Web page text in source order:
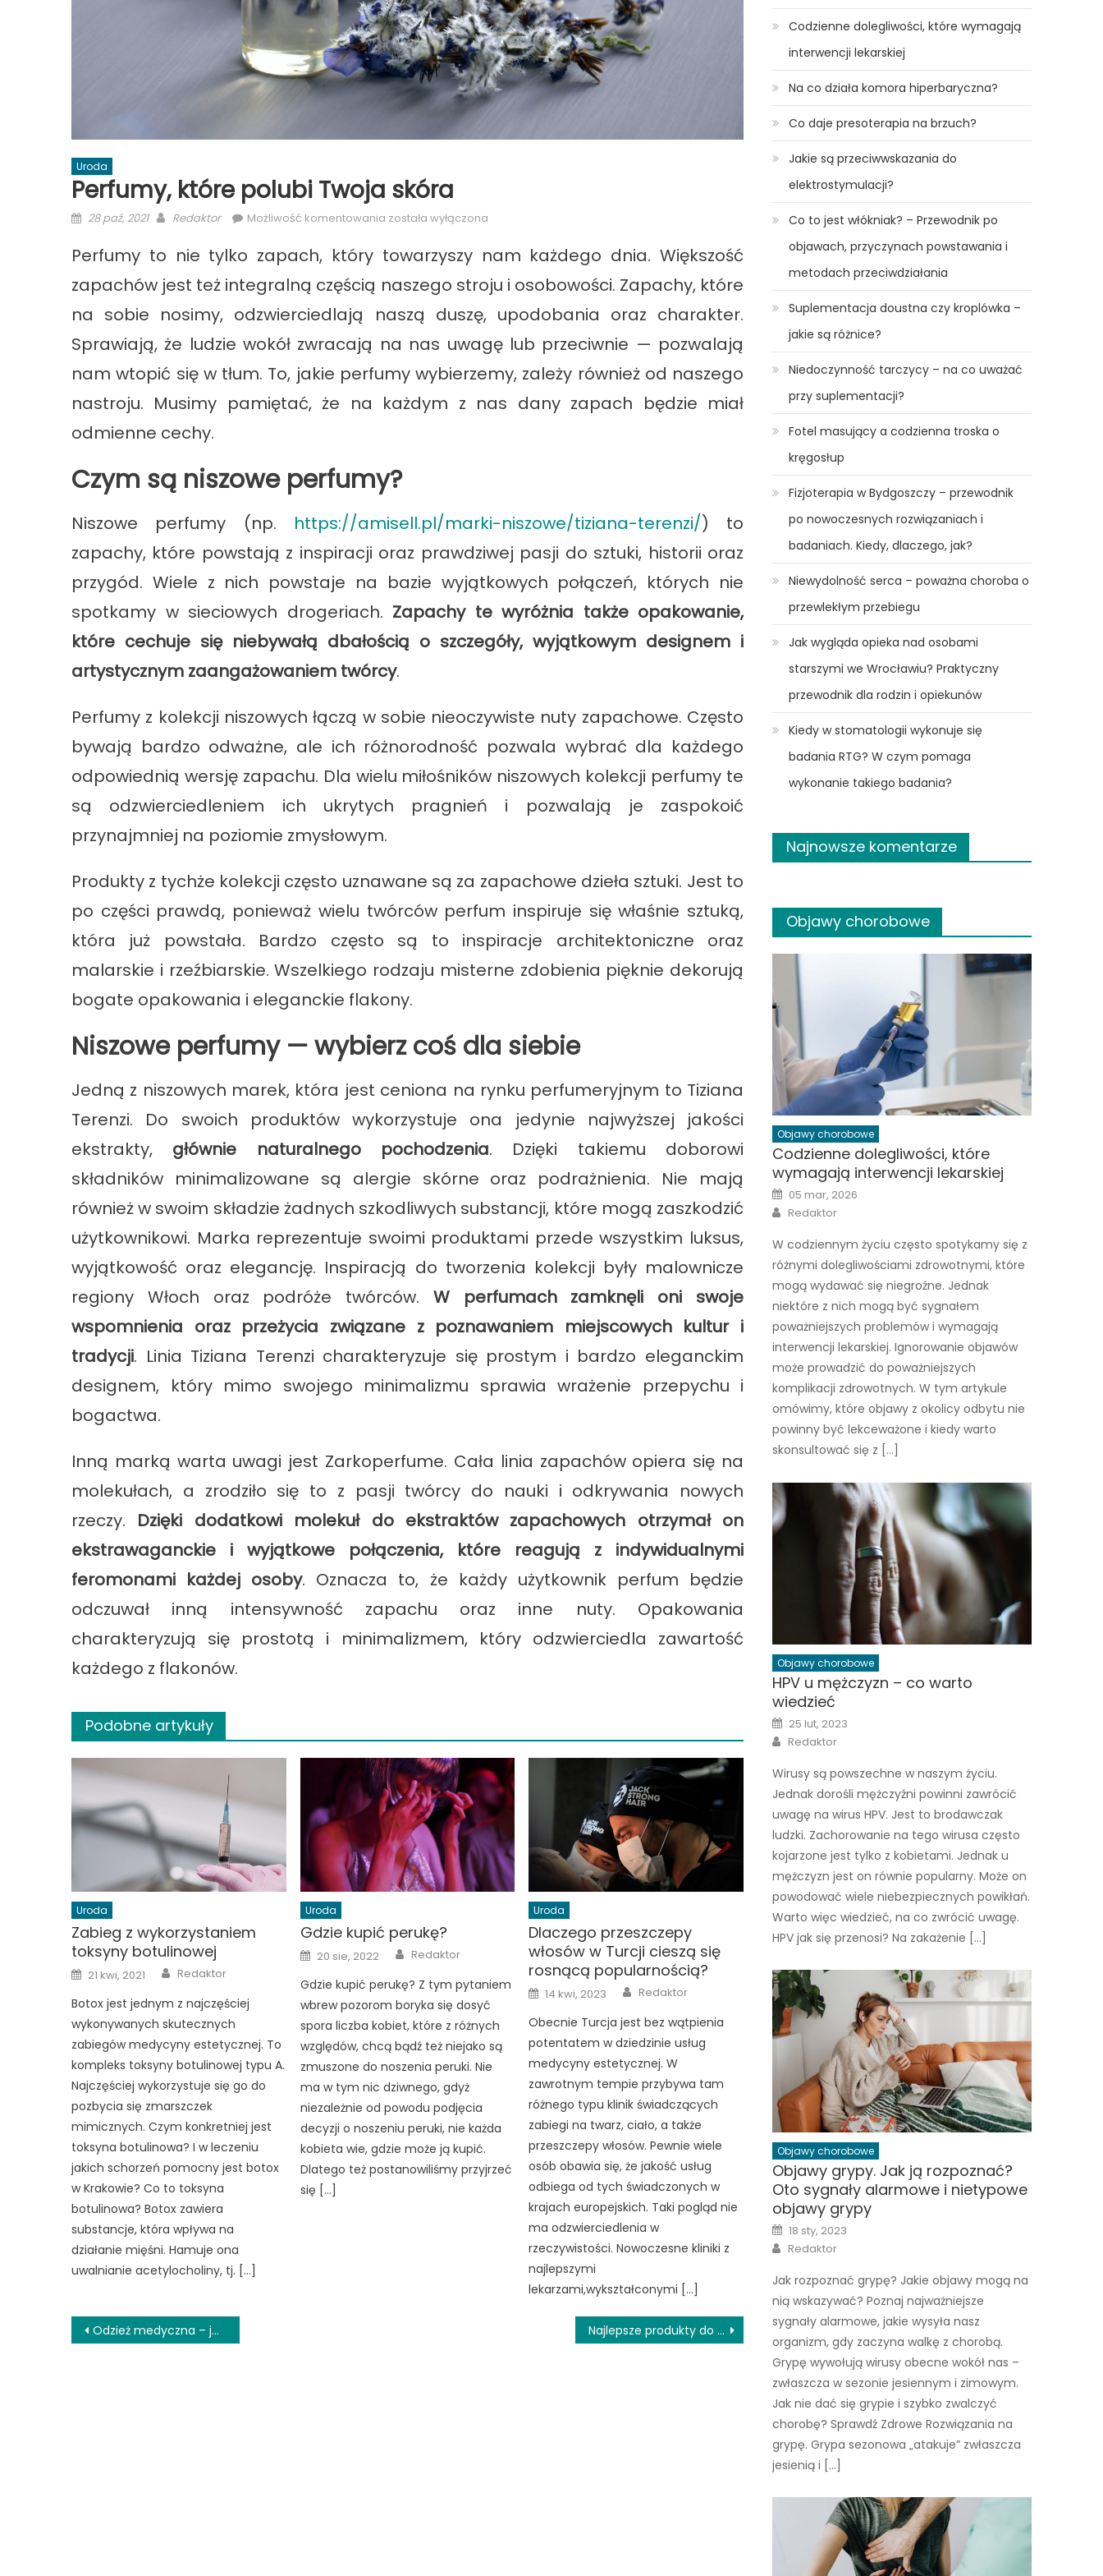
Uroda
Perfumy, które polubi Twoja skóra
Posted
28 paź, 2021 Author
Redaktor Możliwość komentowania Perfumy,
polubi
skóra
została wyłączona
Perfumy to nie tylko zapach, który towarzyszy nam każdego dnia. Większość
zapachów jest też integralną częścią naszego stroju i osobowości. Zapachy, które
na sobie nosimy, odzwierciedlają naszą duszę, upodobania oraz charakter.
Sprawiają, że ludzie wokół zwracają na nas uwagę lub przeciwnie — pozwalają
nam wtopić się w tłum. To, jakie perfumy wybierzemy, zależy również od naszego
nastroju. Musimy pamiętać, że na każdym z nas dany zapach będzie miał
odmienne cechy.
Czym są niszowe perfumy?
Niszowe perfumy (np. https://amisell.pl/marki-niszowe/tiziana-terenzi/) to
zapachy, które powstają z inspiracji oraz prawdziwej pasji do sztuki, historii oraz
przygód. Wiele z nich powstaje na bazie wyjątkowych połączeń, których nie
spotkamy w sieciowych drogeriach. Zapachy te wyróżnia także opakowanie,
które cechuje się niebywałą dbałością o szczegóły, wyjątkowym designem i
artystycznym zaangażowaniem twórcy.
Perfumy z kolekcji niszowych łączą w sobie nieoczywiste nuty zapachowe. Często
bywają bardzo odważne, ale ich różnorodność pozwala wybrać dla każdego
odpowiednią wersję zapachu. Dla wielu miłośników niszowych kolekcji perfumy te
są odzwierciedleniem ich ukrytych pragnień i pozwalają je zaspokoić
przynajmniej na poziomie zmysłowym.
Produkty z tychże kolekcji często uznawane są za zapachowe dzieła sztuki. Jest to
po części prawdą, ponieważ wielu twórców perfum inspiruje się właśnie sztuką,
która już powstała. Bardzo często są to inspiracje architektoniczne oraz
malarskie i rzeźbiarskie. Wszelkiego rodzaju misterne zdobienia pięknie dekorują
bogate opakowania i eleganckie flakony.
Niszowe perfumy — wybierz coś dla siebie
Jedną z niszowych marek, która jest ceniona na rynku perfumeryjnym to Tiziana
Terenzi. Do swoich produktów wykorzystuje ona jedynie najwyższej jakości
ekstrakty, głównie naturalnego pochodzenia. Dzięki takiemu doborowi
składników minimalizowane są alergie skórne oraz podrażnienia. Nie mają
również w swoim składzie żadnych szkodliwych substancji, które mogą zaszkodzić
użytkownikowi. Marka reprezentuje swoimi produktami przede wszystkim luksus,
wyjątkowość oraz elegancję. Inspiracją do tworzenia kolekcji były malownicze
regiony Włoch oraz podróże twórców. W perfumach zamknęli oni swoje
wspomnienia oraz przeżycia związane z poznawaniem miejscowych kultur i
tradycji. Linia Tiziana Terenzi charakteryzuje się prostym i bardzo eleganckim
designem, który mimo swojego minimalizmu sprawia wrażenie przepychu i
bogactwa.
Inną marką warta uwagi jest Zarkoperfume. Cała linia zapachów opiera się na
molekułach, a zrodziło się to z pasji twórcy do nauki i odkrywania nowych
rzeczy. Dzięki dodatkowi molekuł do ekstraktów zapachowych otrzymał on
ekstrawaganckie i wyjątkowe połączenia, które reagują z indywidualnymi
feromonami każdej osoby. Oznacza to, że każdy użytkownik perfum będzie
odczuwał inną intensywność zapachu oraz inne nuty. Opakowania
charakteryzują się prostotą i minimalizmem, który odzwierciedla zawartość
każdego z flakonów.
Podobne artykuły
Uroda
Zabieg z wykorzystaniem
toksyny botulinowej
Posted
on
21 kwi, 2021 Author
Redaktor
Botox jest jednym z najczęściej
wykonywanych skutecznych
zabiegów medycyny estetycznej. To
kompleks toksyny botulinowej typu A.
Najczęściej wykorzystuje się go do
pozbycia się zmarszczek
mimicznych. Czym konkretniej jest
toksyna botulinowa? I w leczeniu
jakich schorzeń pomocny jest botox
w Krakowie? Co to toksyna
botulinowa? Botox zawiera
substancje, która wpływa na
działanie mięśni. Hamuje ona
uwalnianie acetylocholiny, tj. […]
Uroda
Gdzie kupić perukę?
Posted
on
20 sie, 2022 Author
Redaktor
Gdzie kupić perukę? Z tym pytaniem
wbrew pozorom boryka się dosyć
spora liczba kobiet, które z różnych
względów, chcą bądź też niejako są
zmuszone do noszenia peruki. Nie
ma w tym nic dziwnego, gdyż
niezależnie od powodu podjęcia
decyzji o noszeniu peruki, nie każda
kobieta wie, gdzie może ją kupić.
Dlatego też postanowiliśmy przyjrzeć
się […]
Uroda
Dlaczego przeszczepy
włosów w Turcji cieszą się
rosnącą popularnością?
Posted
on
14 kwi, 2023 Author
Redaktor
Obecnie Turcja jest bez wątpienia
potentatem w dziedzinie usług
medycyny estetycznej. W
zawrotnym tempie przybywa tam
różnego typu klinik świadczących
zabiegi na twarz, ciało, a także
przeszczepy włosów. Pewnie wiele
osób obawia się, że jakość usług
odbiega od tych świadczonych w
krajach europejskich. Taki pogląd nie
ma odzwierciedlenia w
rzeczywistości. Nowoczesne kliniki z
najlepszymi
lekarzami,wykształconymi […]
Nawigacja
Odzież medyczna – jakie propozycje znajdziemy w sklepach internetowych Najlepsze produkty do skóry atopowej i suchej
Codzienne dolegliwości, które wymagają
interwencji lekarskiej
Na co działa komora hiperbaryczna?
Co daje presoterapia na brzuch?
Jakie są przeciwwskazania do
elektrostymulacji?
Co to jest włókniak? – Przewodnik po
objawach, przyczynach powstawania i
metodach przeciwdziałania
Suplementacja doustna czy kroplówka –
jakie są różnice?
Niedoczynność tarczycy – na co uważać
przy suplementacji?
Fotel masujący a codzienna troska o
kręgosłup
Fizjoterapia w Bydgoszczy – przewodnik
po nowoczesnych rozwiązaniach i
badaniach. Kiedy, dlaczego, jak?
Niewydolność serca – poważna choroba o
przewlekłym przebiegu
Jak wygląda opieka nad osobami
starszymi we Wrocławiu? Praktyczny
przewodnik dla rodzin i opiekunów
Kiedy w stomatologii wykonuje się
badania RTG? W czym pomaga
wykonanie takiego badania?
Najnowsze komentarze
Objawy chorobowe
Objawy chorobowe
Codzienne dolegliwości, które
wymagają interwencji lekarskiej
Posted
on
05 mar, 2026
Author
Redaktor
W codziennym życiu często spotykamy się z
różnymi dolegliwościami zdrowotnymi, które
mogą wydawać się niegroźne. Jednak
niektóre z nich mogą być sygnałem
poważniejszych problemów i wymagają
interwencji lekarskiej. Ignorowanie objawów
może prowadzić do poważniejszych
komplikacji zdrowotnych. W tym artykule
omówimy, które objawy z okolicy odbytu nie
powinny być lekceważone i kiedy warto
skonsultować się z […]
Objawy chorobowe
HPV u mężczyzn – co warto
wiedzieć
Posted
on
25 lut, 2023
Author
Redaktor
Wirusy są powszechne w naszym życiu.
Jednak dorośli mężczyźni powinni zawrócić
uwagę na wirus HPV. Jest to brodawczak
ludzki. Zachorowanie na tego wirusa często
kojarzone jest tylko z kobietami. Jednak u
mężczyzn jest on równie popularny. Może on
powodować wiele niebezpiecznych powikłań.
Warto więc wiedzieć, na co zwrócić uwagę.
HPV jak się przenosi? Na zakażenie […]
Objawy chorobowe
Objawy grypy. Jak ją rozpoznać?
Oto sygnały alarmowe i nietypowe
objawy grypy
Posted
on
18 sty, 2023
Author
Redaktor
Jak rozpoznać grypę? Jakie objawy mogą na
nią wskazywać? Poznaj najważniejsze
sygnały alarmowe, jakie wysyła nasz
organizm, gdy zaczyna walkę z chorobą.
Grypę wywołują wirusy obecne wokół nas –
zwłaszcza w sezonie jesiennym i zimowym.
Jak nie dać się grypie i szybko zwalczyć
chorobę? Sprawdź Zdrowe Rozwiązania na
grypę. Grypa sezonowa „atakuje” zwłaszcza
jesienią i […]